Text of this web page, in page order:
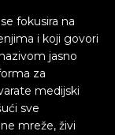
fokusira na
i koji govori
jasno
za
medijski
sve
mreže, živi